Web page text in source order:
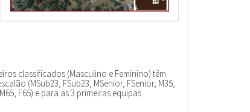
classificados (Masculino e Feminino) têm
(MSub23, FSub23, MSenior, FSenior, M35,
F65) e para as 3 primeiras equipas.